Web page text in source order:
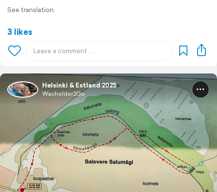
See translation
3 likes
Helsinki & Estland 2025
Wacholder2Go